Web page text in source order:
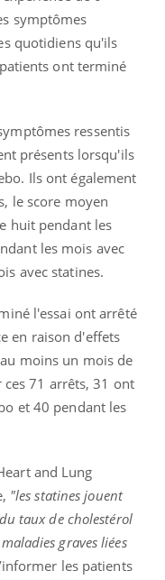
symptômes
quotidiens qu'ils
ont terminé
ressentis
présents lorsqu'ils
Ils ont également
le score moyen
huit pendant les
les mois avec
avec statines.
l'essai ont arrêté
en raison d'effets
moins un mois de
ces 71 arrêts, 31 ont
et 40 pendant les
and Lung
"les statines jouent
taux de cholestérol
graves liées
les patients